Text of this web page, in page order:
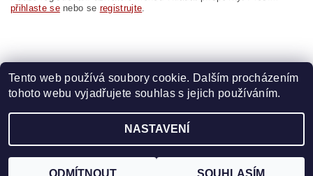
přihlaste senebo se registrujte
Zboží.cz | Heureka.cz | Vyšívací.cz | Crystalstyle.cz
2026 ©HOT-FIX, všechna práva vyhrazena
Tento web používá soubory cookie. Dalším procházením
tohoto webu vyjadřujete souhlas s jejich používáním.
NASTAVENÍ
ODMÍTNOUT SOUHLASÍM